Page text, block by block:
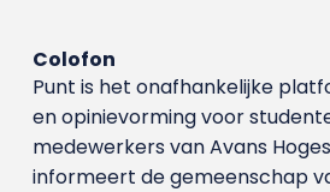
Colofon
Punt is het onafhankelijke
en opinievorming voor
medewerkers van Avans
informeert de gemeenschap